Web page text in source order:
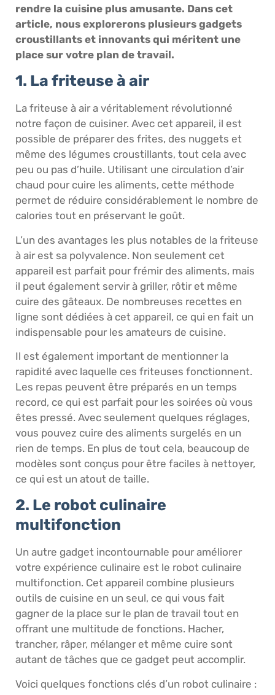
rendre la cuisine plus amusante. Dans cet
article, nous explorerons plusieurs gadgets
croustillants et innovants qui méritent une
place sur votre plan de travail.
1. La friteuse à air
La friteuse à air a véritablement révolutionné
notre façon de cuisiner. Avec cet appareil, il est
possible de préparer des frites, des nuggets et
même des légumes croustillants, tout cela avec
peu ou pas d’huile. Utilisant une circulation d’air
chaud pour cuire les aliments, cette méthode
permet de réduire considérablement le nombre de
calories tout en préservant le goût.
L’un des avantages les plus notables de la friteuse
à air est sa polyvalence. Non seulement cet
appareil est parfait pour frémir des aliments, mais
il peut également servir à griller, rôtir et même
cuire des gâteaux. De nombreuses recettes en
ligne sont dédiées à cet appareil, ce qui en fait un
indispensable pour les amateurs de cuisine.
Il est également important de mentionner la
rapidité avec laquelle ces friteuses fonctionnent.
Les repas peuvent être préparés en un temps
record, ce qui est parfait pour les soirées où vous
êtes pressé. Avec seulement quelques réglages,
vous pouvez cuire des aliments surgelés en un
rien de temps. En plus de tout cela, beaucoup de
modèles sont conçus pour être faciles à nettoyer,
ce qui est un atout de taille.
2. Le robot culinaire
multifonction
Un autre gadget incontournable pour améliorer
votre expérience culinaire est le robot culinaire
multifonction. Cet appareil combine plusieurs
outils de cuisine en un seul, ce qui vous fait
gagner de la place sur le plan de travail tout en
offrant une multitude de fonctions. Hacher,
trancher, râper, mélanger et même cuire sont
autant de tâches que ce gadget peut accomplir.
Voici quelques fonctions clés d’un robot culinaire :